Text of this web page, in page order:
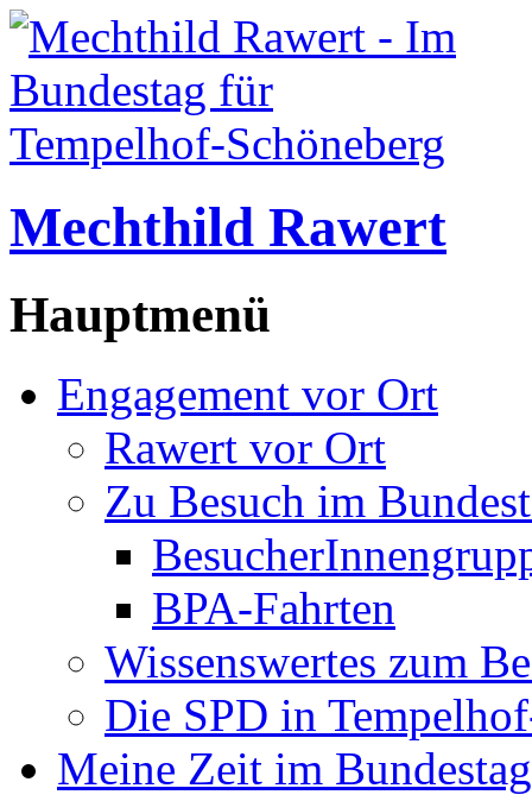
Mechthild Rawert
Hauptmenü
Engagement vor Ort
Rawert vor Ort
Zu Besuch im
BPA-Fahrten
Wissenswertes zum
Die SPD in
Meine Zeit im Bundestag